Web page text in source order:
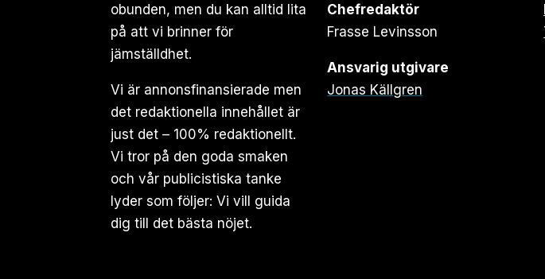
obunden, men du kan alltid lita
på att vi brinner för
jämställdhet.
Vi är annonsfinansierade men
det redaktionella innehållet är
just det – 100% redaktionellt.
Vi tror på den goda smaken
och vår publicistiska tanke
lyder som följer: Vi vill guida
dig till det bästa nöjet.
Chefredaktör
Frasse Levinsson
Ansvarig utgivare
Jonas Källgren